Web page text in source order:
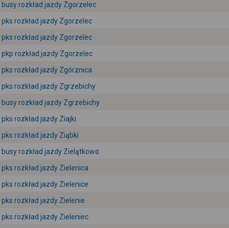
busy rozkład jazdy Zgorzelec
pks rozkład jazdy Zgorzelec
pks rozkład jazdy Zgorzelec
pkp rozkład jazdy Zgorzelec
pks rozkład jazdy Zgórznica
pks rozkład jazdy Zgrzebichy
busy rozkład jazdy Zgrzebichy
pks rozkład jazdy Ziajki
pks rozkład jazdy Ziąbki
busy rozkład jazdy Zielątkowo
pks rozkład jazdy Zielenica
pks rozkład jazdy Zielenice
pks rozkład jazdy Zielenie
pks rozkład jazdy Zieleniec